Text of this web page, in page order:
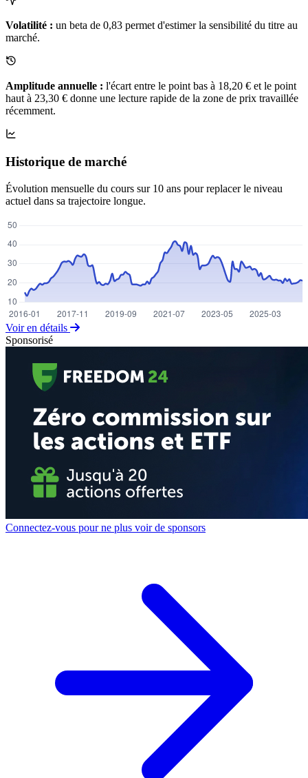
Volatilité : un beta de 0,83 permet d'estimer la sensibilité du titre au
marché.
Amplitude annuelle : l'écart entre le point bas à 18,20 € et le point
haut à 23,30 € donne une lecture rapide de la zone de prix travaillée
récemment.
Historique de marché
Évolution mensuelle du cours sur 10 ans pour replacer le niveau
actuel dans sa trajectoire longue.
Voir en détails
Sponsorisé
Connectez-vous pour ne plus voir de sponsors